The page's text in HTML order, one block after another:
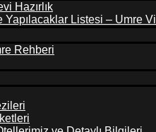
Hazırlık
Yapılacaklar Listesi – Umre
Rehberi